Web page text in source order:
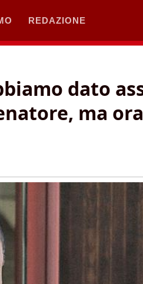
REDAZIONE
dato
ma ora